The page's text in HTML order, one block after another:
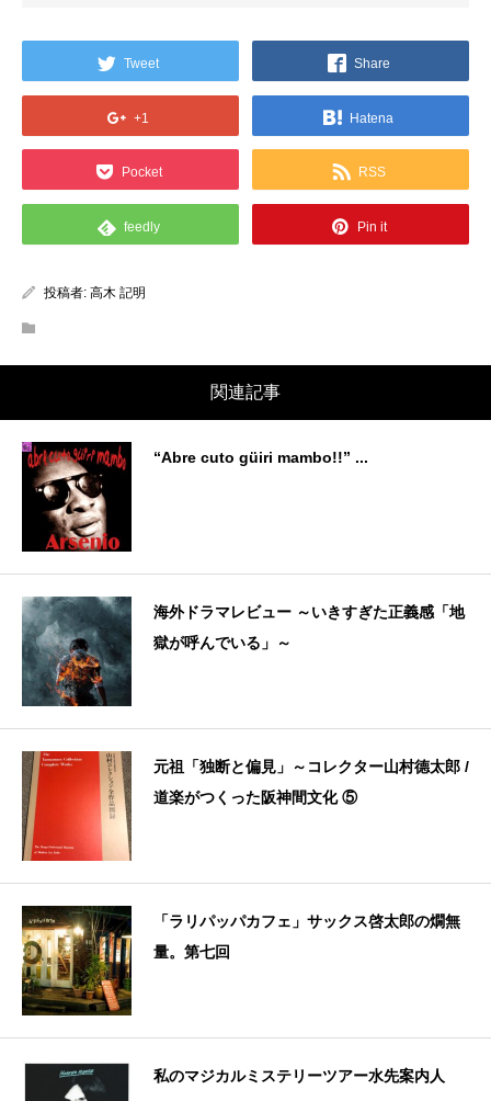
Tweet Share
+1 Hatena
Pocket RSS
feedly Pin it
投稿者: 高木 記明
関連記事
“Abre cuto güiri mambo!!” ...
海外ドラマレビュー ～いきすぎた正義感「地
獄が呼んでいる」～
元祖「独断と偏見」～コレクター山村德太郎 /
道楽がつくった阪神間文化 ⑤
「ラリパッパカフェ」サックス啓太郎の燗無
量。第七回
私のマジカルミステリーツアー水先案内人